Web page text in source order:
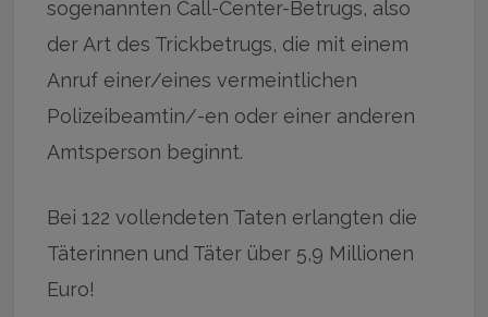
sogenannten Call-Center-Betrugs, also
der Art des Trickbetrugs, die mit einem
Anruf einer/eines vermeintlichen
Polizeibeamtin/-en oder einer anderen
Amtsperson beginnt.
Bei 122 vollendeten Taten erlangten die
Täterinnen und Täter über 5,9 Millionen
Euro!